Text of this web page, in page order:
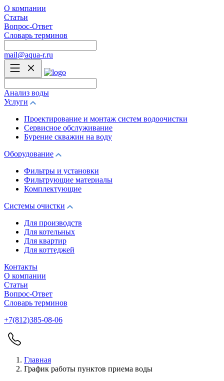
О компании
Статьи
Вопрос-Ответ
Словарь терминов
mail@aqua-r.ru
Анализ воды
Услуги
Проектирование и монтаж систем водоочистки
Сервисное обслуживание
Бурение скважин на воду
Оборудование
Фильтры и установки
Фильтрующие материалы
Комплектующие
Системы очистки
Для производств
Для котельных
Для квартир
Для коттеджей
Контакты
О компании
Статьи
Вопрос-Ответ
Словарь терминов
+7(812)385-08-06
Главная
График работы пунктов приема воды